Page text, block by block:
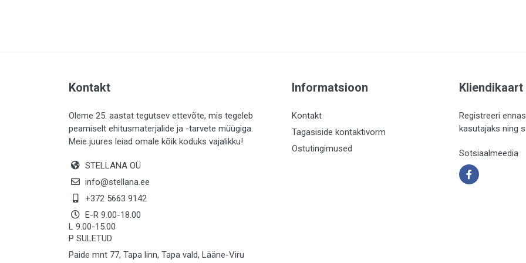
LIISTUD (183)
KIVID (31)
KATTED (133)
MAALRITARBED (1029)
SOOJUSTUS (15)
KEEMIA (222)
TÖÖRIIDED (117)
SAUN (8)
Kontakt
Oleme 25. aastat tegutsev ettevõte, mis tegeleb
peamiselt ehitusmaterjalide ja -tarvete müügiga.
Meie juures leiad omale kõik koduks vajalikku!
STELLANA OÜ
info@stellana.ee
+372 5663 9142
E-R 9.00-18.00
L 9.00-15.00
P SULETUD
Paide mnt 77, Tapa linn, Tapa vald, Lääne-Viru
Informatsioon
Kontakt
Tagasiside kontaktivorm
Ostutingimused
Kliendikaart
Registreeri
kasutajaks ning
Sotsiaalmeedia